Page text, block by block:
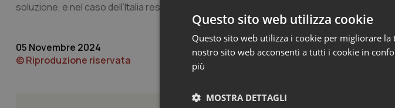
soluzione, e nel caso dell’Italia resterà uno degli snodi problematici della politica
05 Novembre 2024
© Riproduzione riservata
Questo sito web utilizza cookie
Questo sito web utilizza i cookie per migliorare
nostro sito web acconsenti a tutti i cookie in
più
MOSTRA DETTAGLI